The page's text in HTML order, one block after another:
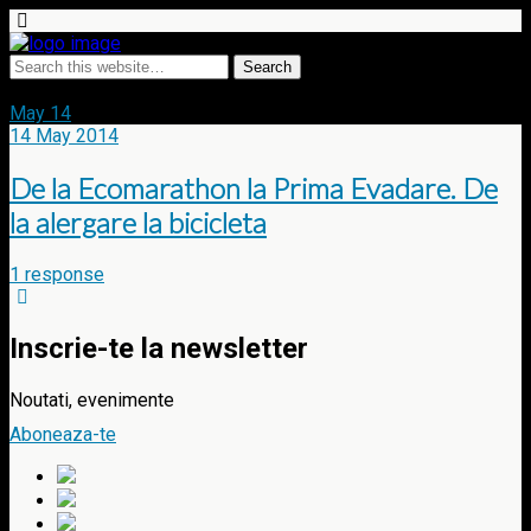
May 14
14 May 2014
De la Ecomarathon la Prima Evadare. De
la alergare la bicicleta
1 response
Inscrie-te la newsletter
Noutati, evenimente
Aboneaza-te